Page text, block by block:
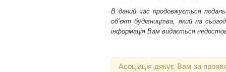
В даний час продовжується
об’єкт будівництва, який на
інформація Вам видається
Асоціація дякує Вам за